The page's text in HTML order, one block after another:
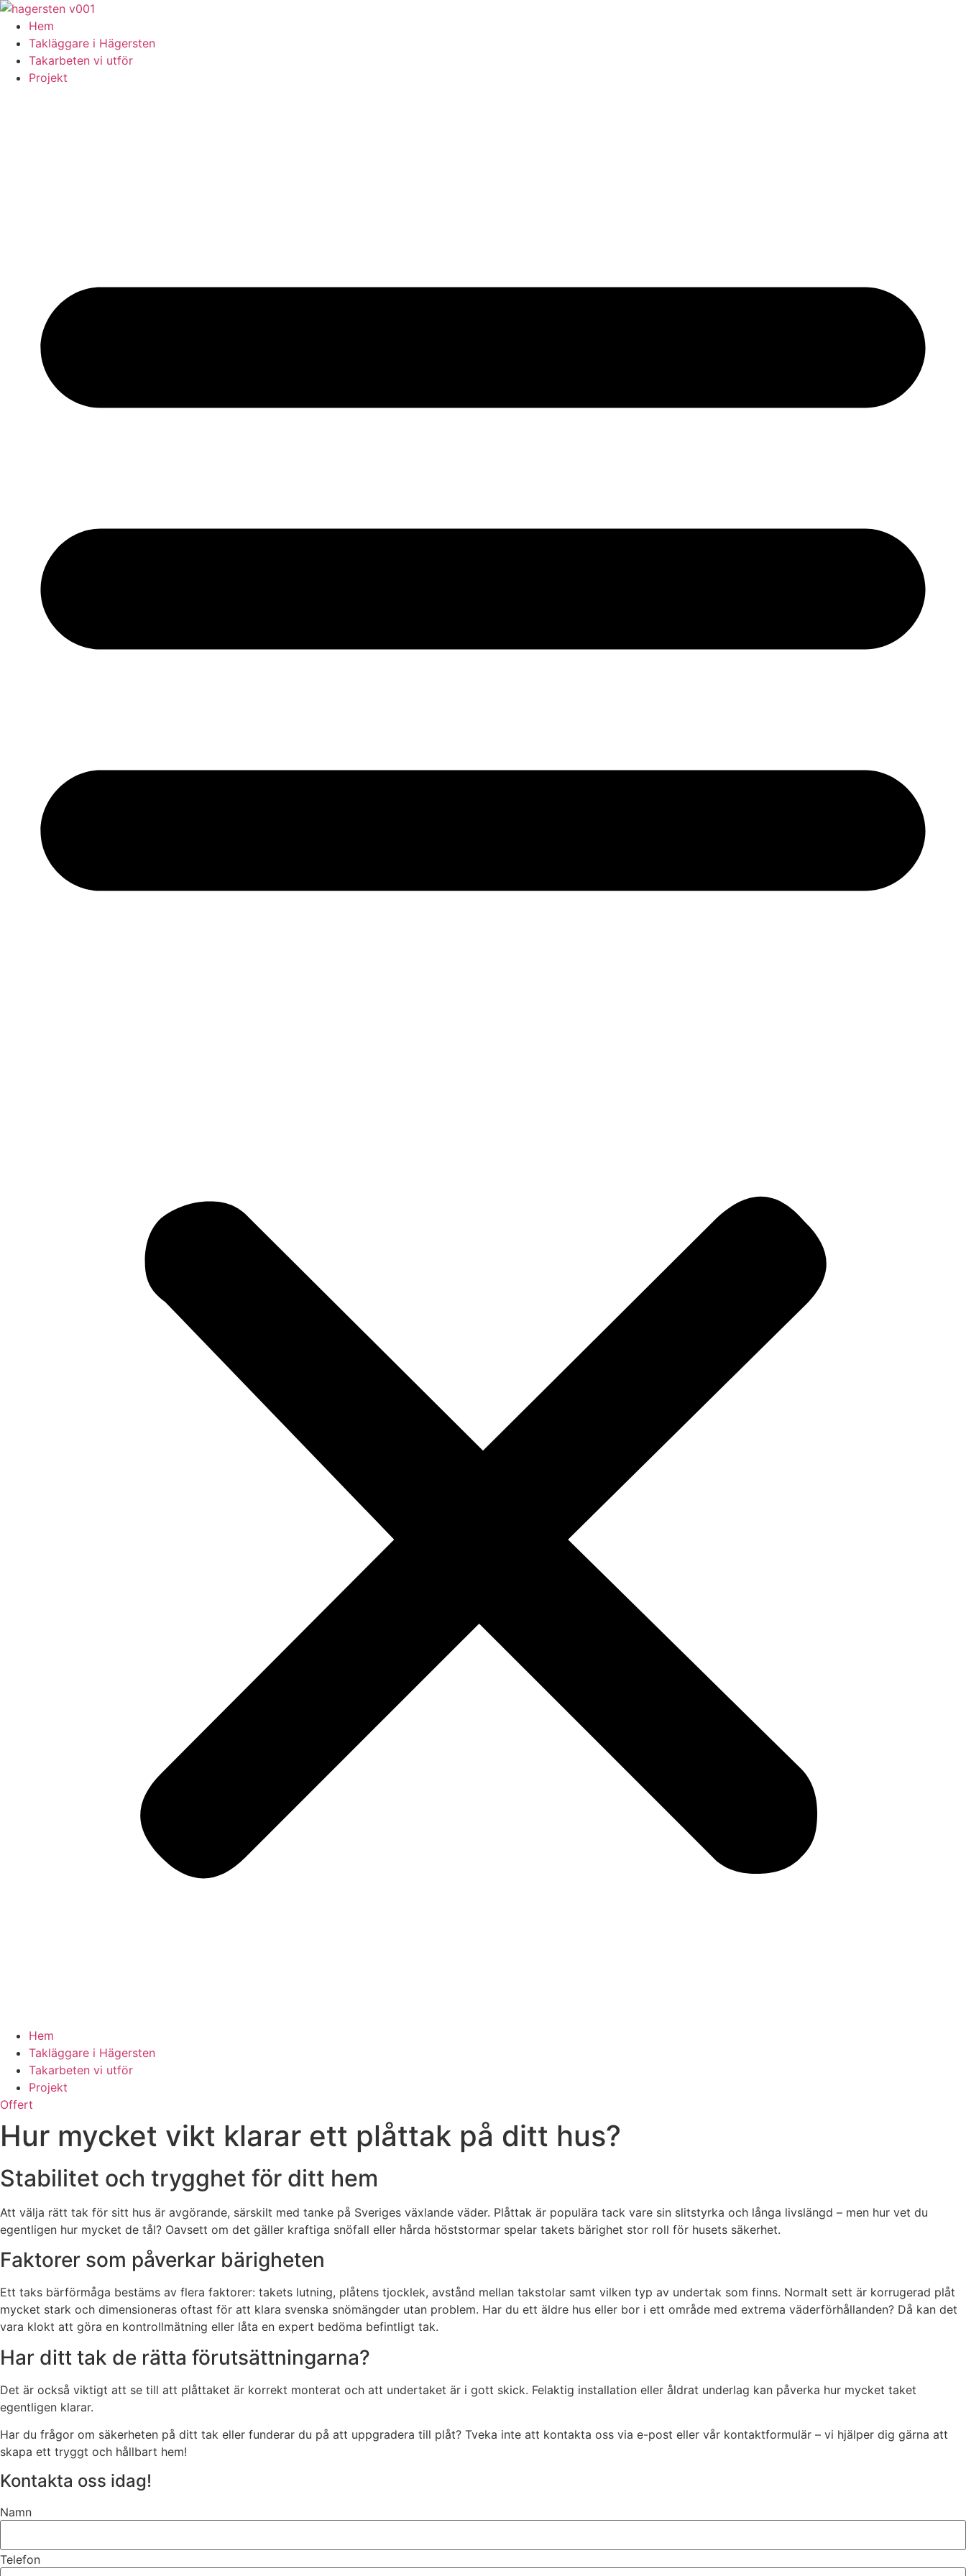
Skip
content
Hem
Takläggare i Hägersten
Takarbeten vi utför
Projekt
Hem
Takläggare i Hägersten
Takarbeten vi utför
Projekt
Offert
Hur mycket vikt klarar ett plåttak på ditt hus?
Stabilitet och trygghet för ditt hem
Att välja rätt tak för sitt hus är avgörande, särskilt med tanke på Sveriges växlande väder. Plåttak är populära tack vare sin slitstyrka och långa livslängd – men hur vet du
egentligen hur mycket de tål? Oavsett om det gäller kraftiga snöfall eller hårda höststormar spelar takets bärighet stor roll för husets säkerhet.
Faktorer som påverkar bärigheten
Ett taks bärförmåga bestäms av flera faktorer: takets lutning, plåtens tjocklek, avstånd mellan takstolar samt vilken typ av undertak som finns. Normalt sett är korrugerad plåt
mycket stark och dimensioneras oftast för att klara svenska snömängder utan problem. Har du ett äldre hus eller bor i ett område med extrema väderförhållanden? Då kan det
vara klokt att göra en kontrollmätning eller låta en expert bedöma befintligt tak.
Har ditt tak de rätta förutsättningarna?
Det är också viktigt att se till att plåttaket är korrekt monterat och att undertaket är i gott skick. Felaktig installation eller åldrat underlag kan påverka hur mycket taket
egentligen klarar.
Har du frågor om säkerheten på ditt tak eller funderar du på att uppgradera till plåt? Tveka inte att kontakta oss via e-post eller vår kontaktformulär – vi hjälper dig gärna att
skapa ett tryggt och hållbart hem!
Kontakta oss idag!
Namn
Telefon